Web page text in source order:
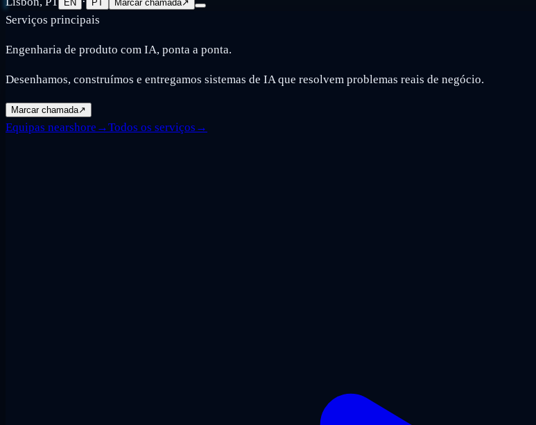
EN PT Marcar chamada↗
Serviços principais
Engenharia de produto com IA, ponta a ponta.
Desenhamos, construímos e entregamos sistemas de IA que resolvem problemas reais de negócio.
Marcar chamada↗
Equipas nearshore →Todos os serviços →